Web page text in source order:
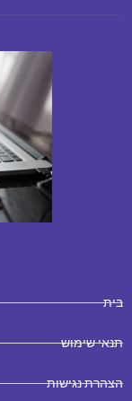
בית
תנאי שימוש
הצהרת נגישות